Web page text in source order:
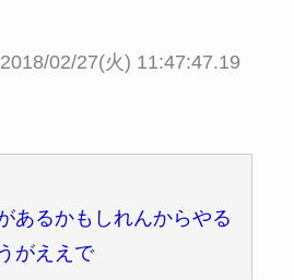
2018/02/27(火) 11:47:47.19
あるかもしれんからやる
がええで